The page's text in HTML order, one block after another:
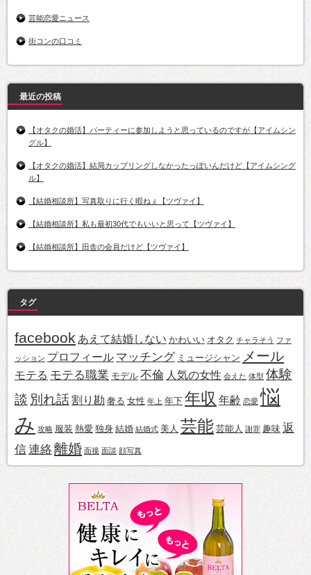
芸能恋愛ニュース
街コンの口コミ
最近の投稿
【オタクの婚活】パーティーに参加しようと思っているのですが【アイムシン
グル】
【オタクの婚活】結局カップリングしなかったっぽいんだけど【アイムシング
ル】
【結婚相談所】写真取りに行く暇ねぇ【ツヴァイ】
【結婚相談所】私も最初30代でもいいと思って【ツヴァイ】
【結婚相談所】田舎の会員だけど【ツヴァイ】
タグ
facebook あえて結婚しない かわいい オタク チャラそう ファ
ッション プロフィール マッチング ミュージシャン メール
モテる モテる職業 モデル 不倫 人気の女性 会えた 体型 体験
談 別れ話割り勘 奢る 女性 年上 年下 年収 年齢 恋愛 悩
み 攻略 服装 熱愛 独身 結婚 結婚式 美人 芸能 芸能人 謝罪 趣味 返
信連絡 離婚 面接 面談 顔写真